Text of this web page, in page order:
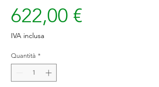
622,00 €
IVA inclusa
Quantità *